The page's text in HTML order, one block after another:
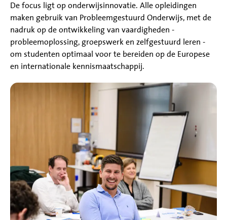
De focus ligt op onderwijsinnovatie. Alle opleidingen
maken gebruik van Probleemgestuurd Onderwijs, met de
nadruk op de ontwikkeling van vaardigheden -
probleemoplossing, groepswerk en zelfgestuurd leren -
om studenten optimaal voor te bereiden op de Europese
en internationale kennismaatschappij.